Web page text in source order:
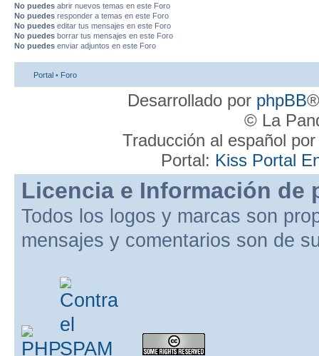
No puedes abrir nuevos temas en este Foro
No puedes responder a temas en este Foro
No puedes editar tus mensajes en este Foro
No puedes borrar tus mensajes en este Foro
No puedes enviar adjuntos en este Foro
Portal • Foro
Desarrollado por phpBB
© La
Traducción al español
Portal: Kiss Portal
Licencia e Información de
Todos los logos y marcas son
mensajes y comentarios son de